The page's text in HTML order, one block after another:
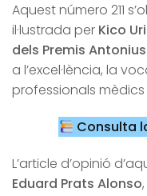
Aquest número 211
il·lustrada per Kico
dels Premis
a l’excel·lència, la
professionals mèdics
Consulta
L’article d’opinió
Eduard Prats Alonso